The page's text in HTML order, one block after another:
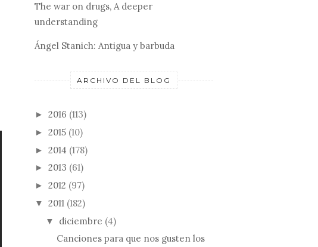
The war on drugs, A deeper
understanding
Ángel Stanich: Antigua y barbuda
ARCHIVO DEL BLOG
► 2016 (113)
► 2015 (10)
► 2014 (178)
► 2013 (61)
► 2012 (97)
▼ 2011 (182)
▼ diciembre (4)
Canciones para que nos gusten los